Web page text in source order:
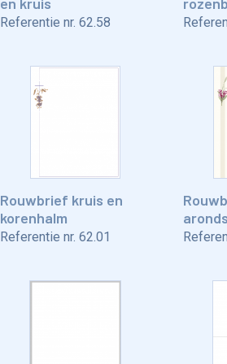
Referentie nr. 62.58
Rouwbrief kruis en
korenhalm
Referentie nr. 62.01